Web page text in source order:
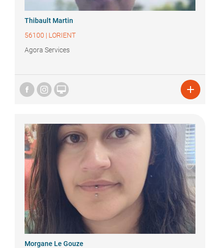
Thibault Martin
56100 | LORIENT
Agora Services
 
Morgane Le Gouze